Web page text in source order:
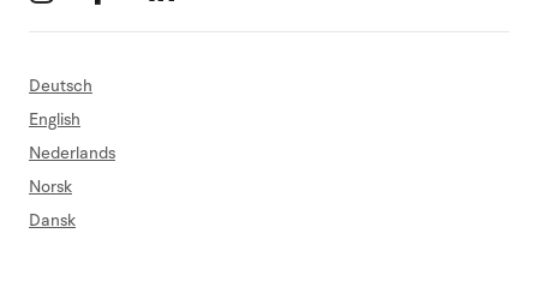
Deutsch
English
Nederlands
Norsk
Dansk